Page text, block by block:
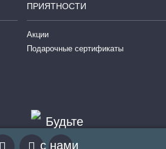
ПРИЯТНОСТИ
Акции
Подарочные сертификаты